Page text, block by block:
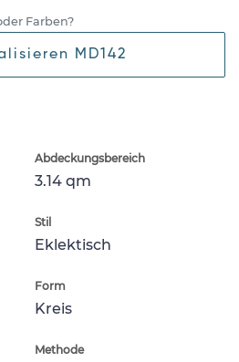
Farben?
MD142
Abdeckungsbereich
3.14 qm
Stil
Eklektisch
Form
Kreis
Methode